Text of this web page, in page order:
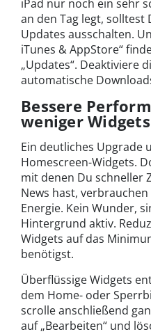
iPad nur noch ein sehr
an den Tag legt,
Updates ausschalten.
iTunes & AppStore“
„Updates“. Deaktiviere
automatische
Bessere
weniger Widgets
Ein deutliches Upgrade
Homescreen-Widgets.
mit denen Du schneller
News hast,
Energie. Kein Wunder,
Hintergrund aktiv.
Widgets auf das
benötigst.
Überflüssige Widgets
dem Home- oder
scrolle anschließend
auf „Bearbeiten“ und